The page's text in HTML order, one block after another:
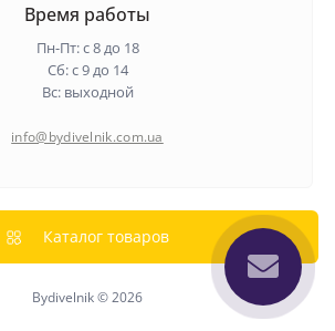
Время работы
Пн-Пт: с 8 до 18
Сб: с 9 до 14
Вс: выходной
info@bydivelnik.com.ua
Каталог товаров
Bydivelnik © 2026